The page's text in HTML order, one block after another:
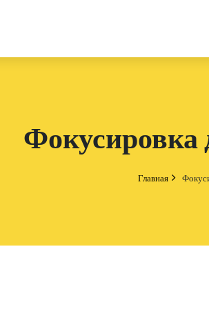
Фокусировка
Главная